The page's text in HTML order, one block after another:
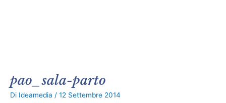
pao_sala-parto
Di Ideamedia / 12 Settembre 2014